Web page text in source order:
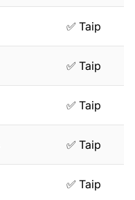
✅ Taip
✅ Taip
✅ Taip
✅ Taip
✅ Taip